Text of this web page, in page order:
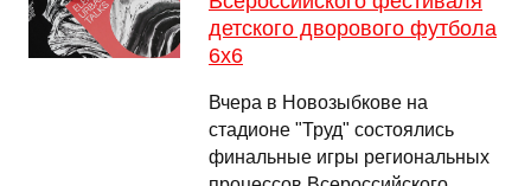
детского дворового футбола
6х6
Вчера в Новозыбкове на
стадионе "Труд" состоялись
финальные игры региональных